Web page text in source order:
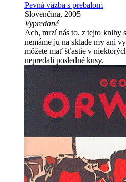
Pevná väzba s prebalom
Slovenčina, 2005
Vypredané
Ach, mrzí nás to, z tejto knihy
nemáme ju na sklade my ani
môžete mať šťastie v
nepredali posledné kusy.